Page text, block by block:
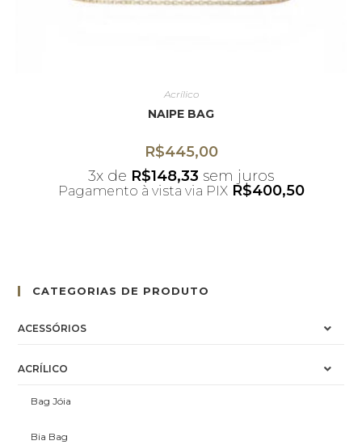
Acrílico
NAIPE BAG
R$445,00
3x de R$148,33 sem juros
Pagamento à vista via PIX R$400,50
CATEGORIAS DE PRODUTO
ACESSÓRIOS
ACRÍLICO
Bag Jóia
Bia Bag